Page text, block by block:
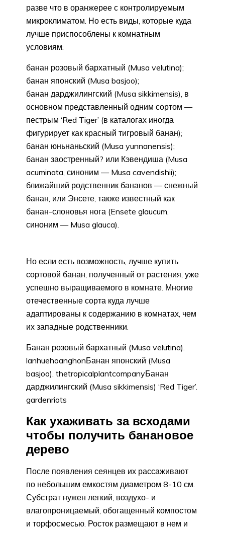
разве что в оранжерее с контролируемым
микроклиматом. Но есть виды, которые куда
лучше приспособлены к комнатным
условиям:
банан розовый бархатный (Musa velutina);
банан японский (Musa basjoo);
банан дарджилингский (Musa sikkimensis), в
основном представленный одним сортом —
пестрым ‘Red Tiger’ (в каталогах иногда
фигурирует как красный тигровый банан);
банан юньнаньский (Musa yunnanensis);
банан заостренный? или Кэвендиша (Musa
acuminata, синоним — Musa cavendishii);
ближайший родственник бананов — снежный
банан, или Энсете, также известный как
банан-слоновья нога (Ensete glaucum,
синоним — Musa glauca).
Но если есть возможность, лучше купить
сортовой банан, полученный от растения, уже
успешно выращиваемого в комнате. Многие
отечественные сорта куда лучше
адаптированы к содержанию в комнатах, чем
их западные родственники.
Банан розовый бархатный (Musa velutina).
lanhuehoanghonБанан японский (Musa
basjoo). thetropicalplantcompanyБанан
дарджилингский (Musa sikkimensis) ‘Red Tiger’.
gardenriots
Как ухаживать за всходами
чтобы получить банановое
дерево
После появления сеянцев их рассаживают
по небольшим емкостям диаметром 8-10 см.
Субстрат нужен легкий, воздухо- и
влагопроницаемый, обогащенный компостом
и торфосмесью. Росток размещают в нем и